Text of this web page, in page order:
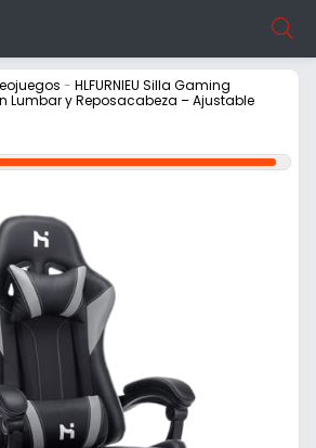
- HLFURNIEU Silla Gaming
Lumbar y Reposacabeza – Ajustable